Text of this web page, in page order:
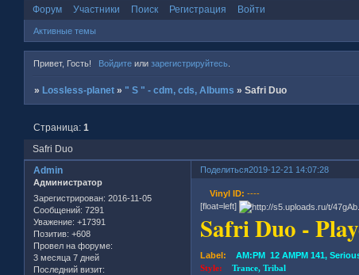
Форум Участники Поиск Регистрация Войти
Активные темы
Привет, Гость! Войдитеили зарегистрируйтесь.
» Lossless-planet » " S " - cdm, cds, Albums »Safri Duo
Safri Duo
Страница:1
Поделиться2019-12-21 14:07:28
Admin
Администратор
Зарегистрирован: 2016-11-05
Сообщений: 7291
Уважение: +17391
Позитив: +608
Провел на форуме:
3 месяца 7 дней
Последний визит:
Vinyl ID: ----
[float=left]
Safri Duo -
Label: AM:PM 12 AMPM 141,
Style:Trance, Tribal